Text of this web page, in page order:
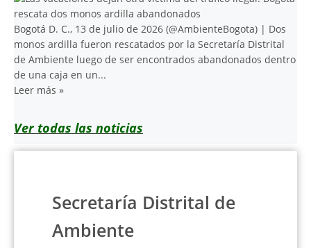
Bogotá D. C., 13 de julio de 2026 (@AmbienteBogota) | Dos
monos ardilla fueron rescatados por la Secretaría Distrital
de Ambiente luego de ser encontrados abandonados dentro
de una caja en un...
Leer más »
Ver todas las noticias
Secretaría Distrital de
Ambiente